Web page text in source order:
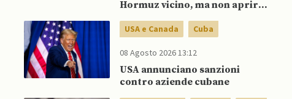
Hormuz vicino, ma non aprirà il
USA e Canada Cuba
08 Agosto 2026 13:12
USA annunciano sanzioni
contro aziende cubane